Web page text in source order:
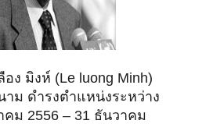
อง มิงห์ (Le luong Minh)
ม ดำรงตำแหน่งระหว่าง
คม 2556 – 31 ธันวาคม